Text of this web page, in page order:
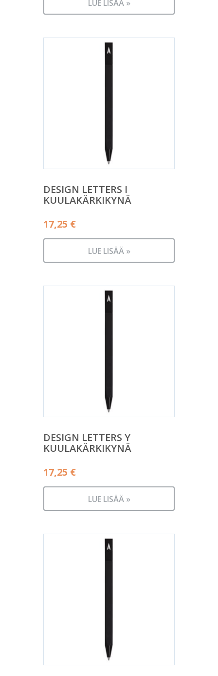
LUE LISÄÄ »
DESIGN LETTERS I
KUULAKÄRKIKYNÄ
17,25 €
LUE LISÄÄ »
DESIGN LETTERS Y
KUULAKÄRKIKYNÄ
17,25 €
LUE LISÄÄ »